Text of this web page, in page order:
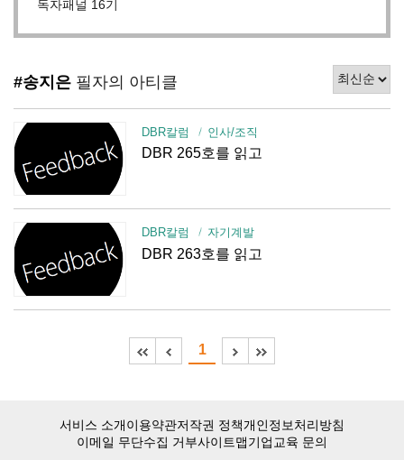
독자패널 16기
#송지은 필자의 아티클
DBR칼럼 인사/조직
DBR 265호를 읽고
DBR칼럼 자기계발
DBR 263호를 읽고
1
서비스 소개이용약관저작권 정책개인정보처리방침
이메일 무단수집 거부사이트맵기업교육 문의